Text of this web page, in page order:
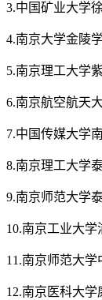
3.中国矿业大学
4.南京大学金陵
5.南京理工大学
6.南京航空航天
7.中国传媒大学
8.南京理工大学
9.南京师范大学
10.南京工业大
11.南京师范大
12.南京医科大